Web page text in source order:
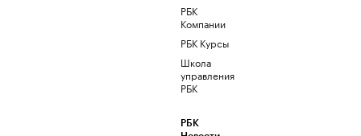
РБК
Компании
РБК Курсы
Школа
управления
РБК
РБК